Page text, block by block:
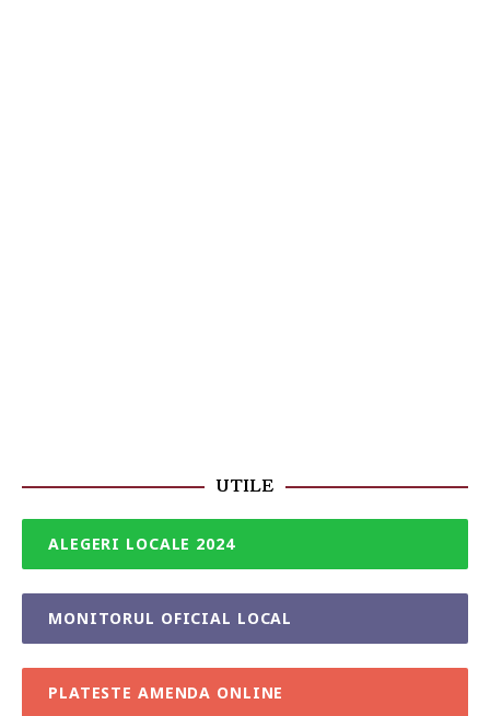
UTILE
ALEGERI LOCALE 2024
MONITORUL OFICIAL LOCAL
PLATESTE AMENDA ONLINE